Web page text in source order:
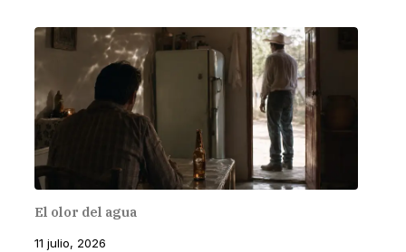
El olor del agua
11 julio, 2026